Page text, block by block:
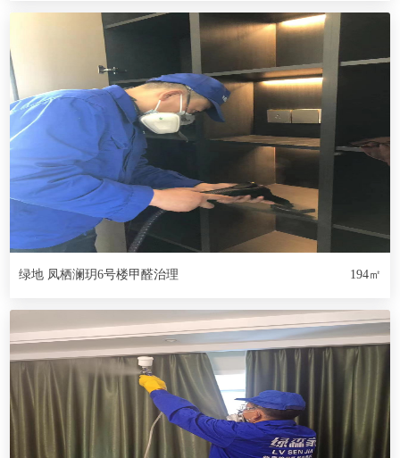
绿地 凤栖澜玥6号楼甲醛治理 194㎡